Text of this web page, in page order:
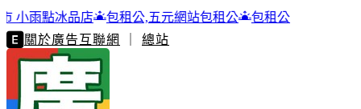
租公,五元網站包租公
包租公
關於廣告互聯網
總站